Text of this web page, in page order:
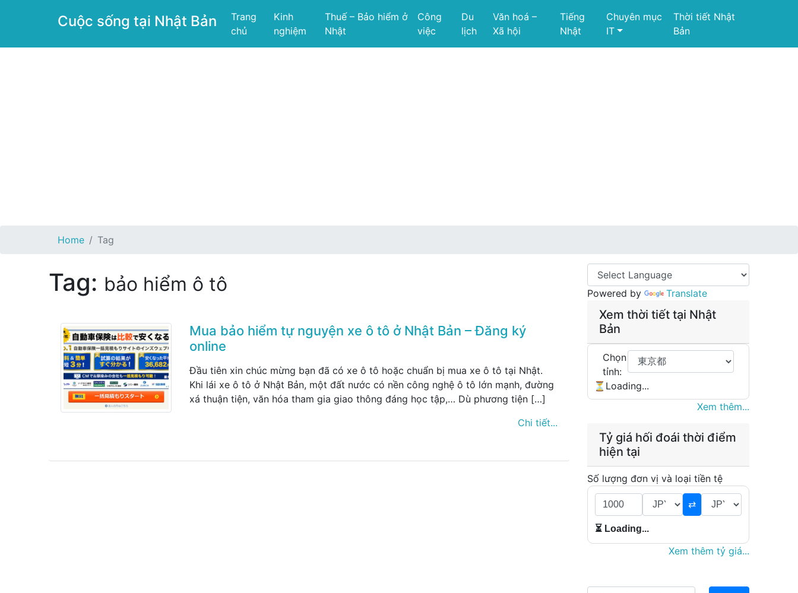
Cuộc sống tại Nhật Bản
Trang
chủ
Kinh
nghiệm
Thuế – Bảo hiểm ở
Nhật
Công
việc
Du
lịch
Văn hoá –
Xã hội
Tiếng
Nhật
Chuyên mục
IT
Thời tiết Nhật
Bản
Home Tag
Tag: bảo hiểm ô tô
Mua bảo hiểm tự nguyện xe ô tô ở Nhật Bản – Đăng ký
online
Đầu tiên xin chúc mừng bạn đã có xe ô tô hoặc chuẩn bị mua xe ô tô tại Nhật.
Khi lái xe ô tô ở Nhật Bản, một đất nước có nền công nghệ ô tô lớn mạnh, đường
xá thuận tiện, văn hóa tham gia giao thông đáng học tập,… Dù phương tiện […]
Chi tiết...
Powered by Translate
Xem thời tiết tại Nhật
Bản
Chọn
tỉnh:
⏳Loading...
Xem thêm...
Tỷ giá hối đoái thời điểm
hiện tại
Số lượng đơn vị và loại tiền tệ
⇄
⏳ Loading...
Xem thêm tỷ giá...